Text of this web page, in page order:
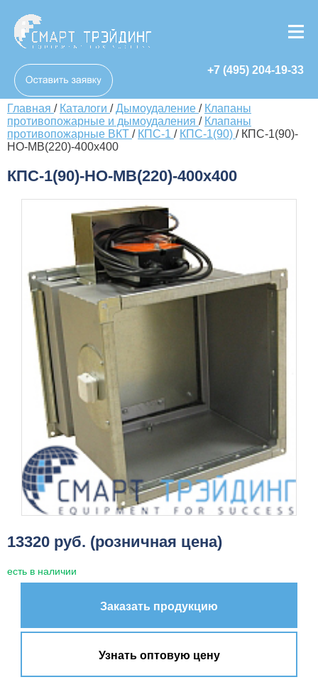
+7 (495) 204-19-33
Главная / Каталоги /Дымоудаление / Клапаны
противопожарные и дымоудаления / Клапаны
противопожарные ВКТ / КПС-1 / КПС-1(90) / КПС-1(90)-
НО-МВ(220)-400х400
КПС-1(90)-НО-МВ(220)-400х400
13320 руб. (розничная цена)
есть в наличии
Заказать продукцию
Узнать оптовую цену